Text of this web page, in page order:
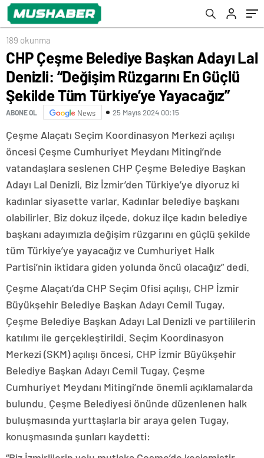
Tüm Türkiye’ye Yayacağız”
189 okunma
CHP Çeşme Belediye Başkan Adayı Lal
Denizli: “Değişim Rüzgarını En Güçlü
Şekilde Tüm Türkiye’ye Yayacağız”
ABONE OL News 25 Mayıs 2024 00:15
Çeşme Alaçatı Seçim Koordinasyon Merkezi açılışı
öncesi Çeşme Cumhuriyet Meydanı Mitingi’nde
vatandaşlara seslenen CHP Çeşme Belediye Başkan
Adayı Lal Denizli, Biz İzmir’den Türkiye’ye diyoruz ki
kadınlar siyasette varlar. Kadınlar belediye başkanı
olabilirler. Biz dokuz ilçede, dokuz ilçe kadın belediye
başkanı adayımızla değişim rüzgarını en güçlü şekilde
tüm Türkiye’ye yayacağız ve Cumhuriyet Halk
Partisi’nin iktidara giden yolunda öncü olacağız” dedi.
Çeşme Alaçatı’da CHP Seçim Ofisi açılışı, CHP İzmir
Büyükşehir Belediye Başkan Adayı Cemil Tugay,
Çeşme Belediye Başkan Adayı Lal Denizli ve partililerin
katılımı ile gerçekleştirildi. Seçim Koordinasyon
Merkezi (SKM) açılışı öncesi, CHP İzmir Büyükşehir
Belediye Başkan Adayı Cemil Tugay, Çeşme
Cumhuriyet Meydanı Mitingi’nde önemli açıklamalarda
bulundu. Çeşme Belediyesi önünde düzenlenen halk
buluşmasında yurttaşlarla bir araya gelen Tugay,
konuşmasında şunları kaydetti: